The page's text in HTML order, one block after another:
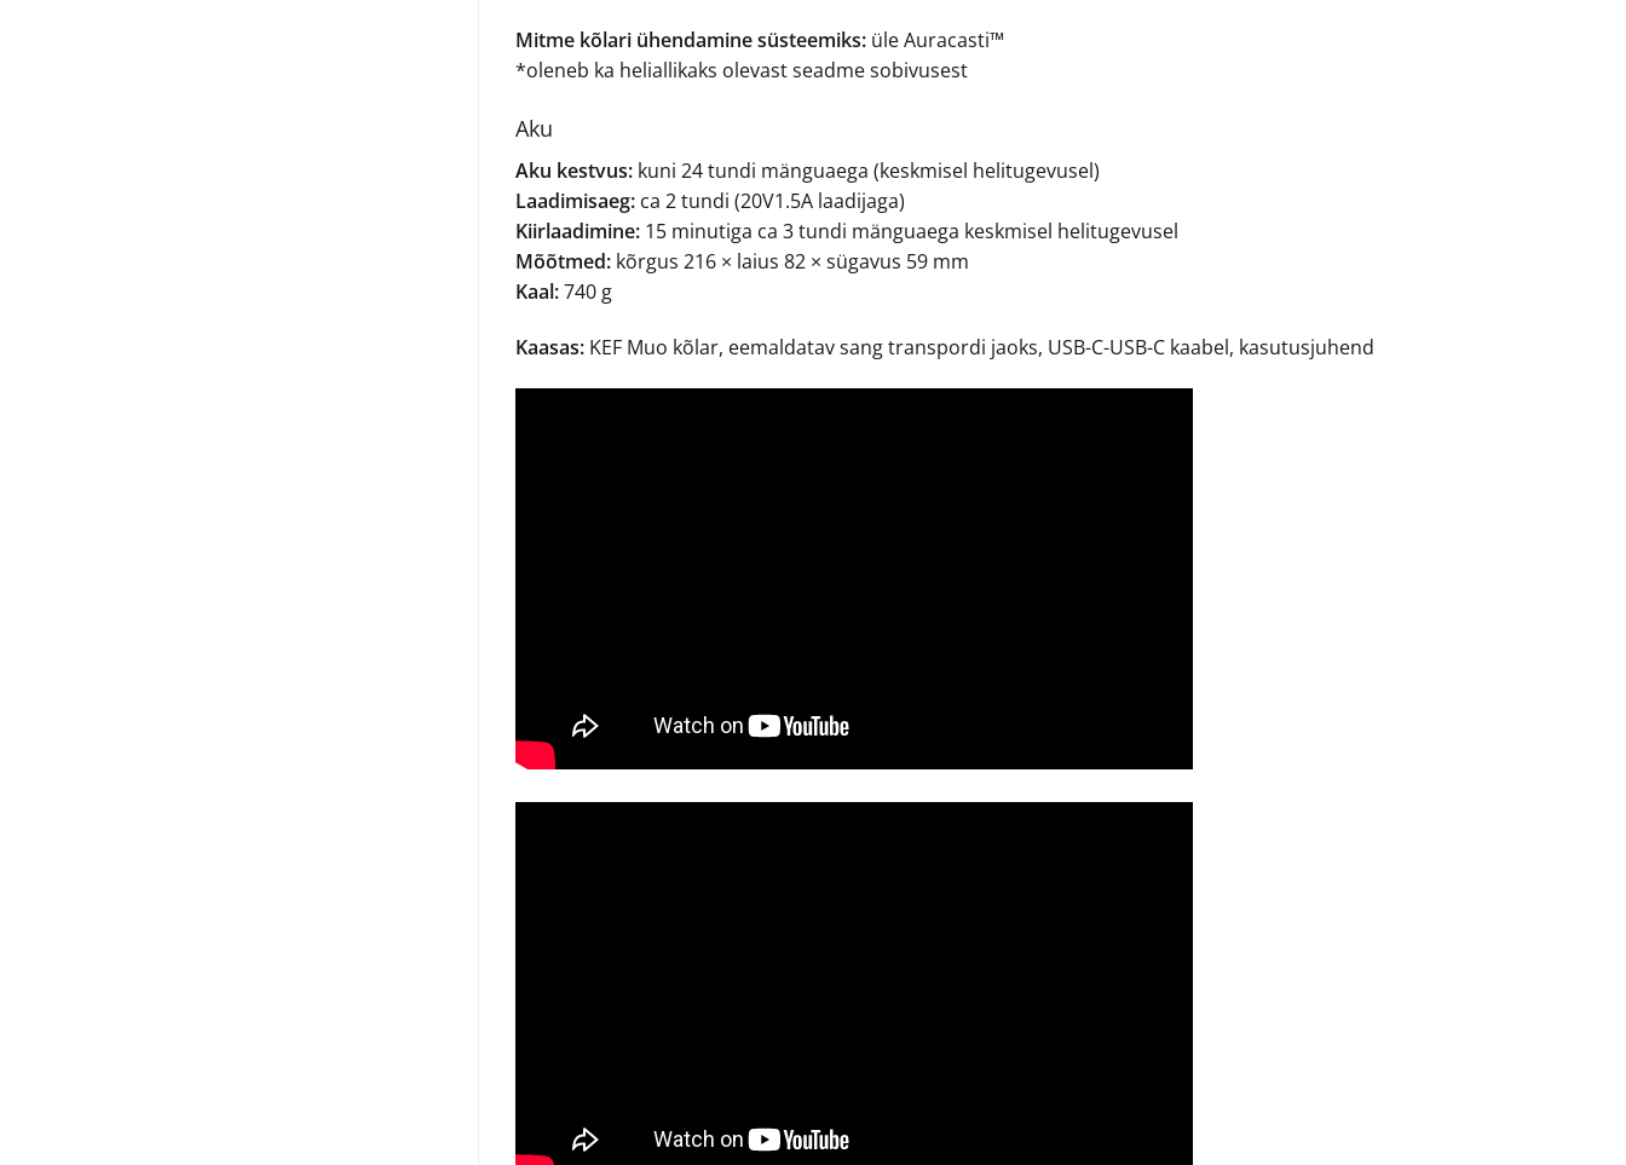
Mitme kõlari ühendamine süsteemiks:üle Auracasti™
*oleneb ka heliallikaks olevast seadme sobivusest
Aku
Aku kestvus:kuni 24 tundi mänguaega (keskmisel helitugevusel)
Laadimisaeg:ca 2 tundi (20V1.5A laadijaga)
Kiirlaadimine:15 minutiga ca 3 tundi mänguaega keskmisel helitugevusel
Mõõtmed:kõrgus 216 × laius 82 × sügavus 59 mm
Kaal:740 g
Kaasas:KEF Muo kõlar, eemaldatav sang transpordi jaoks, USB-C-USB-C kaabel, kasutusjuhend